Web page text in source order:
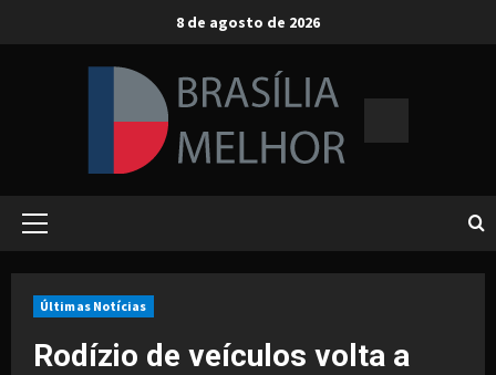
8 de agosto de 2026
Primary
Últimas Notícias
Rodízio de veículos volta a